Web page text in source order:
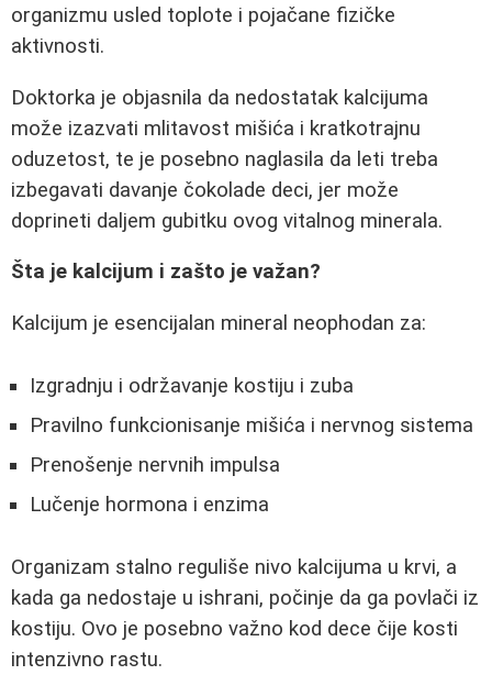
organizmu usled toplote i pojačane fizičke
aktivnosti.
Doktorka je objasnila da nedostatak kalcijuma
može izazvati mlitavost mišića i kratkotrajnu
oduzetost, te je posebno naglasila da leti treba
izbegavati davanje čokolade deci, jer može
doprineti daljem gubitku ovog vitalnog minerala.
Šta je kalcijum i zašto je važan?
Kalcijum je esencijalan mineral neophodan za:
Izgradnju i održavanje kostiju i zuba
Pravilno funkcionisanje mišića i nervnog sistema
Prenošenje nervnih impulsa
Lučenje hormona i enzima
Organizam stalno reguliše nivo kalcijuma u krvi, a
kada ga nedostaje u ishrani, počinje da ga povlači iz
kostiju. Ovo je posebno važno kod dece čije kosti
intenzivno rastu.